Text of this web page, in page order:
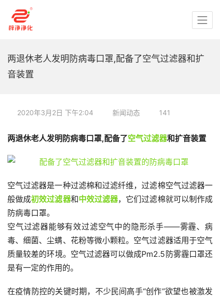
两退休老人发明防病毒口罩,配备了空气过滤器和扩
音装置
2020年3月2日 下午2:04 新闻动态 141
两退休老人发明防病毒口罩,配备了空气过滤器和扩音装置
空气过滤器是一种过滤棉和过滤纤维，过滤棉空气过滤器一
般做成初效过滤器和中效过滤器，它们过滤棉就可以制作成
防病毒口罩。
空气过滤器能够有效过滤空气中的隐形杀手——雾霾、病
毒、细菌、尘螨、花粉等微小颗粒。空气过滤器适用于空气
质量较差的环境。空气过滤器可以做成Pm2.5防雾霾口罩还
是有一定的作用的。
在疫情防控的关键时期，不少民间高手“创作”欲望也被激发